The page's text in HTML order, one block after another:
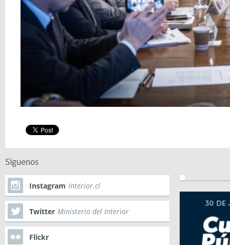
Síguenos
Instagram Interior.cl
Twitter Ministerio del Interior
Flickr